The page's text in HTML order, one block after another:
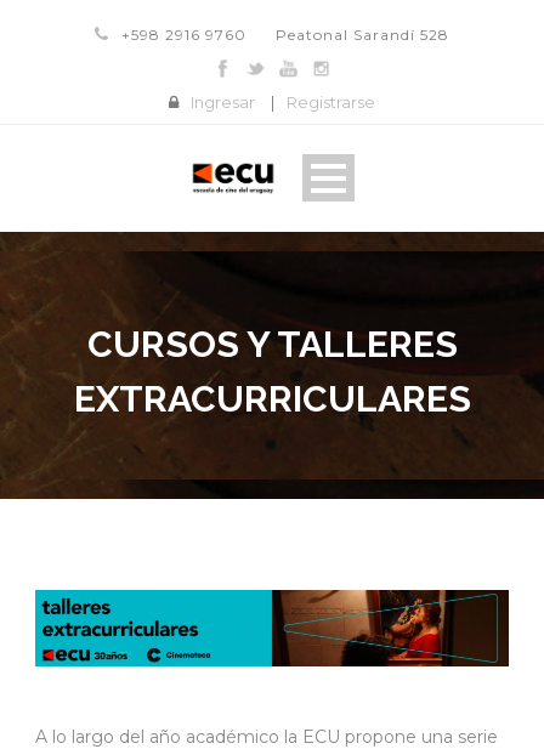
+598 2916 9760 Peatonal Sarandí 528
Ingresar | Registrarse
CURSOS Y TALLERES
EXTRACURRICULARES
A lo largo del año académico la ECU propone una serie